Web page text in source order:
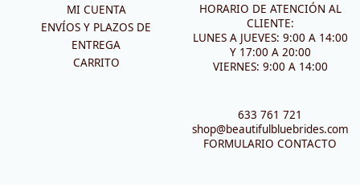
MI CUENTA
ENVÍOS Y PLAZOS DE
ENTREGA
CARRITO
HORARIO DE ATENCIÓN AL
CLIENTE:
LUNES A JUEVES: 9:00 A 14:00
Y 17:00 A 20:00
VIERNES: 9:00 A 14:00
633 761 721
shop@beautifulbluebrides.com
FORMULARIO CONTACTO